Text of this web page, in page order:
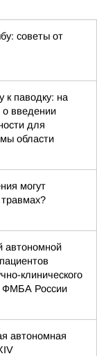
советы от
к паводку: на
о введении
для
области
могут
травмах?
автономной
клинического
ФМБА России
автономная